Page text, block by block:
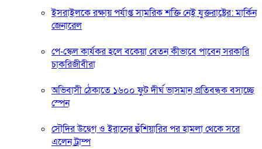
ইসরাইলকে রক্ষায় পর্যাপ্ত সামরিক শক্তি নেই যুক্তরাষ্ট্রের: মার্কিন
জেনারেল
পে-স্কেল কার্যকর হলে বকেয়া বেতন কীভাবে পাবেন সরকারি
চাকরিজীবীরা
অভিবাসী ঠেকাতে ১৬০০ ফুট দীর্ঘ ভাসমান প্রতিবন্ধক বসাচ্ছে
স্পেন
সৌদির উদ্বেগ ও ইরানের হুঁশিয়ারির পর হামলা থেকে সরে
এলেন ট্রাম্প